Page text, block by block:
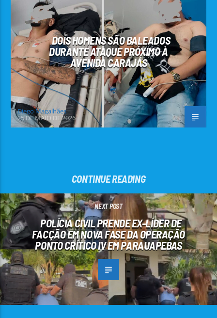
DOIS HOMENS SÃO BALEADOS
DURANTE ATAQUE PRÓXIMO À
AVENIDA CARAJÁS
Diego Magalhães
25 DE MAIO DE 2026
CONTINUE READING
NEXT POST
POLÍCIA CIVIL PRENDE EX-LÍDER DE
FACÇÃO EM NOVA FASE DA OPERAÇÃO
PONTO CRÍTICO IV EM PARAUAPEBAS